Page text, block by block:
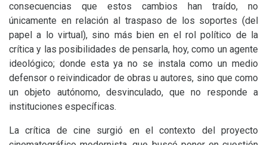
consecuencias que estos cambios han traído, no
únicamente en relación al traspaso de los soportes (del
papel a lo virtual), sino más bien en el rol político de la
crítica y las posibilidades de pensarla, hoy, como un agente
ideológico; donde esta ya no se instala como un medio
defensor o reivindicador de obras u autores, sino que como
un objeto autónomo, desvinculado, que no responde a
instituciones específicas.
La crítica de cine surgió en el contexto del proyecto